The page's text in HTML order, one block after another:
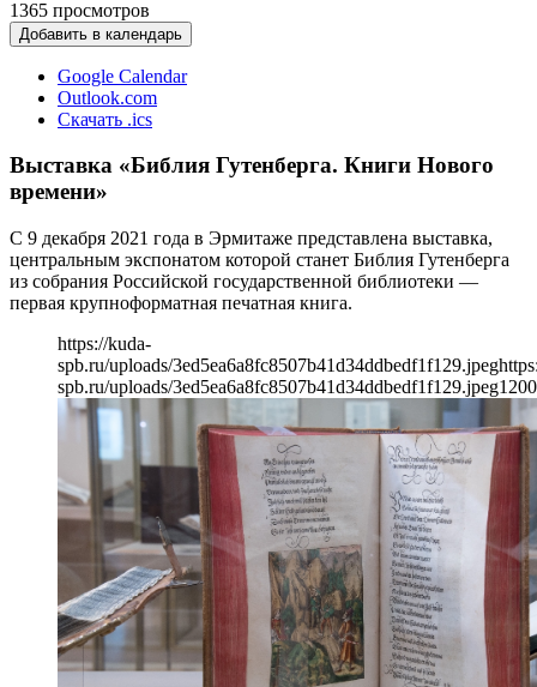
1365 просмотров
Добавить в календарь
Google Calendar
Outlook.com
Скачать .ics
Выставка «Библия Гутенберга. Книги Нового
времени»
С 9 декабря 2021 года в Эрмитаже представлена выставка,
центральным экспонатом которой станет Библия Гутенберга
из собрания Российской государственной библиотеки —
первая крупноформатная печатная книга.
https://kuda-
spb.ru/uploads/3ed5ea6a8fc8507b41d34ddbedf1f129.jpeg
spb.ru/uploads/3ed5ea6a8fc8507b41d34ddbedf1f129.jpeg1200